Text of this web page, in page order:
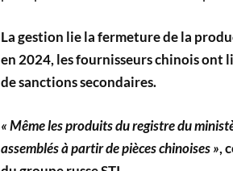
La gestion lie la fermeture de la
en 2024, les fournisseurs chinois ont
de sanctions secondaires.
« Même les produits du registre du
assemblés à partir de pièces chinoises »,